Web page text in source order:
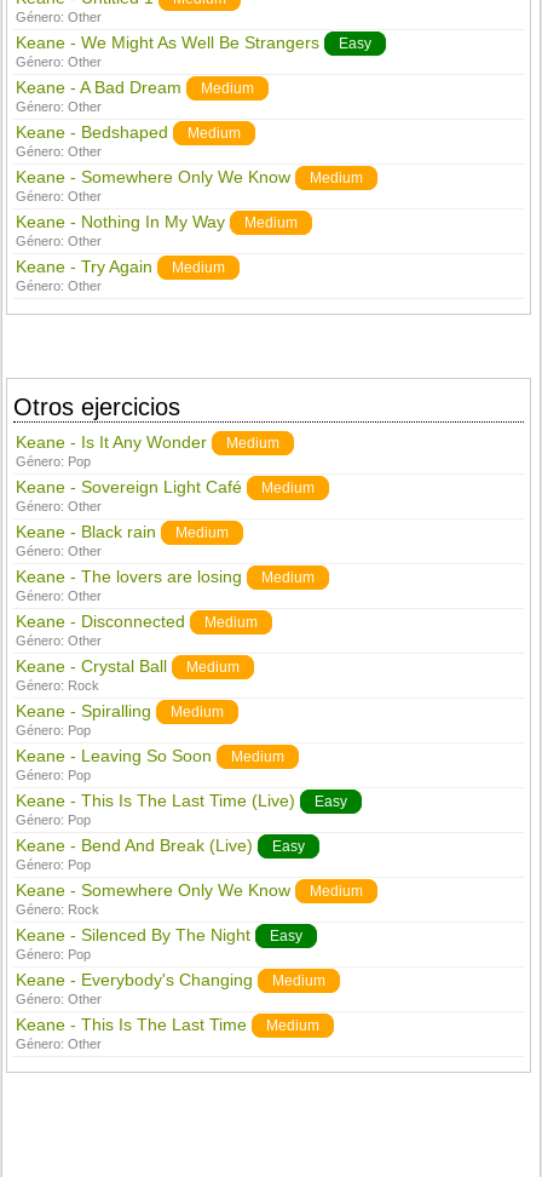
Género:Other
Keane - We Might As Well Be Strangers Easy
Género:Other
Keane - A Bad Dream Medium
Género:Other
Keane - Bedshaped Medium
Género:Other
Keane - Somewhere Only We Know Medium
Género:Other
Keane - Nothing In My Way Medium
Género:Other
Keane - Try Again Medium
Género:Other
Otros ejercicios
Keane - Is It Any Wonder Medium
Género: Pop
Keane - Sovereign Light Café Medium
Género:Other
Keane - Black rain Medium
Género:Other
Keane - The lovers are losing Medium
Género:Other
Keane - Disconnected Medium
Género:Other
Keane - Crystal Ball Medium
Género: Rock
Keane - Spiralling Medium
Género: Pop
Keane - Leaving So Soon Medium
Género: Pop
Keane - This Is The Last Time (Live) Easy
Género: Pop
Keane - Bend And Break (Live) Easy
Género: Pop
Keane - Somewhere Only We Know Medium
Género: Rock
Keane - Silenced By The Night Easy
Género: Pop
Keane - Everybody's Changing Medium
Género:Other
Keane - This Is The Last Time Medium
Género:Other